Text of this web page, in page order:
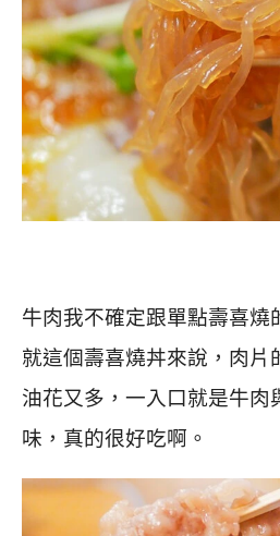
牛肉我不確定跟單點壽喜燒
就這個壽喜燒丼來說，肉片
油花又多，一入口就是牛肉
味，真的很好吃啊。